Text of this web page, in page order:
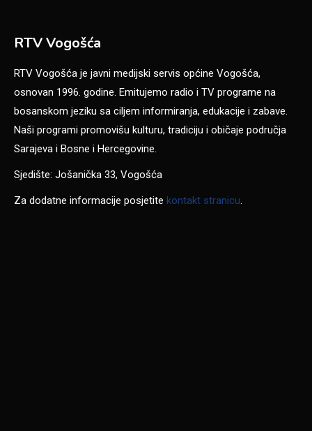
RTV Vogošća
RTV Vogošća je javni medijski servis općine Vogošća,
osnovan 1996. godine. Emitujemo radio i TV programe na
bosanskom jeziku sa ciljem informiranja, edukacije i zabave.
Naši programi promovišu kulturu, tradiciju i običaje područja
Sarajeva i Bosne i Hercegovine.
Sjedište: Jošanička 33, Vogošća
Za dodatne informacije posjetite kontakt stranicu